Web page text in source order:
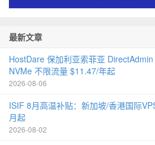
最新文章
HostDare 保加利亚索菲亚
NVMe 不限流量 $11.47/年起
2026-08-06
ISIF 8月高温补贴：新加坡/香港国际
月起
2026-08-02